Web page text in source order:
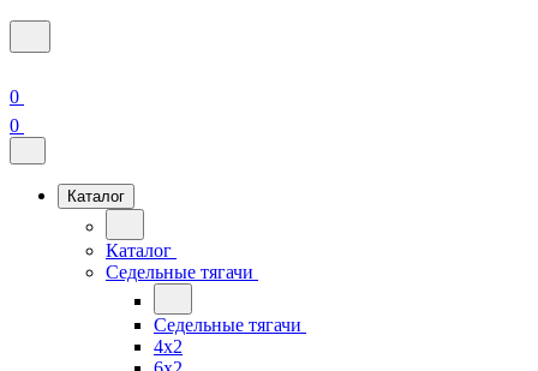
0
0
Каталог
Каталог
Седельные тягачи
Седельные тягачи
4x2